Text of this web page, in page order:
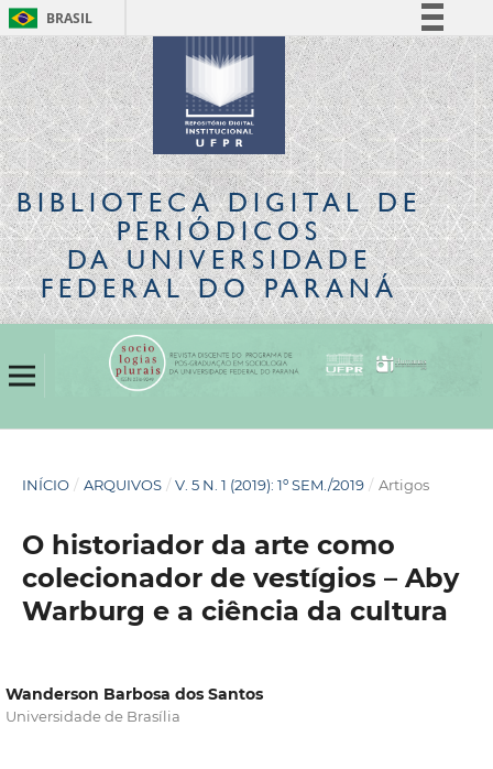
BRASIL
Simplifique!
Comunica BR
Participe
Acesso à informação
Legislação
Canais
BIBLIOTECA DIGITALDE
PERIÓDICOS
DA UNIVERSIDADE
FEDERAL DO PARANÁ
INÍCIO / ARQUIVOS / V. 5 N. 1 (2019): 1º SEM./2019 / Artigos
O historiador da arte como
colecionador de vestígios – Aby
Warburg e a ciência da cultura
Wanderson Barbosa dos Santos
Universidade de Brasília